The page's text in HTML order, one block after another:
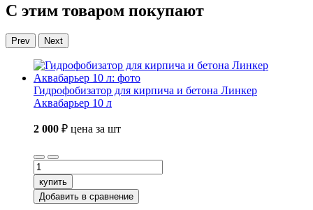
С этим товаром покупают
Prev Next
Гидрофобизатор для кирпича и бетона Линкер
Аквабарьер 10 л
2 000 ₽ цена за шт
купить
Добавить в сравнение